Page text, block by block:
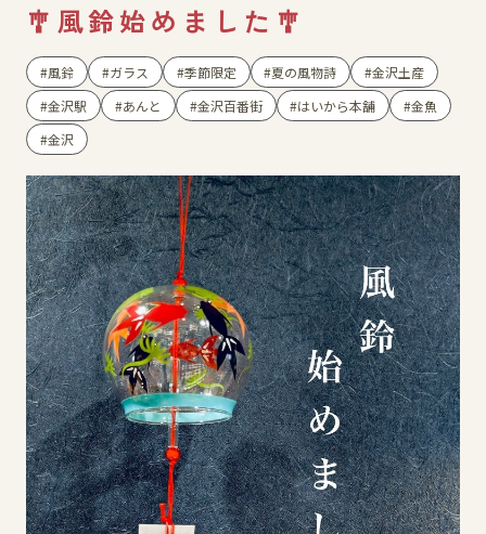
ショップ検索
レストラン・カフェ
ショップニュース
イベント
アクセス・パーキング
館内サービス
施設からのお知らせ
スタッフ募集
百番街くらぶ
🎐風鈴始めました🎐
風鈴 ガラス 季節限定 夏の風物詩
金沢土産
金沢駅
あんと 金沢百番街 はいから本舗
金魚
金沢